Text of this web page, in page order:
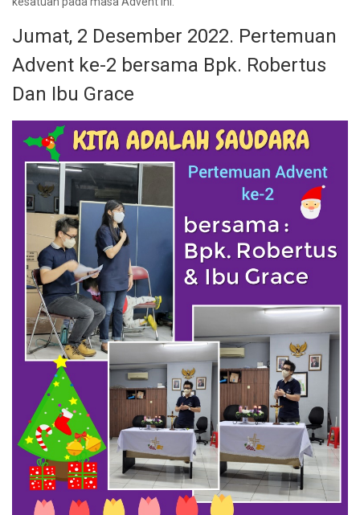
Jumat, 2 Desember 2022. Pertemuan
Advent ke-2 bersama Bpk. Robertus
Dan Ibu Grace